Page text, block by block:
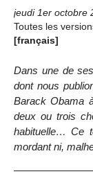
jeudi 1er octobre
Toutes les
[français]
Dans une de
dont nous
Barack Obama
deux ou trois
habituelle… Ce
mordant ni,